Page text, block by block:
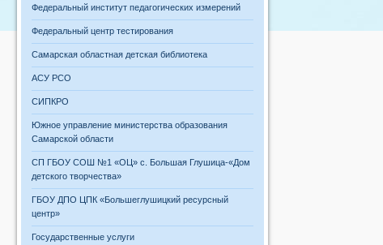
Федеральный институт педагогических измерений
Федеральный центр тестирования
Самарская областная детская библиотека
АСУ РСО
СИПКРО
Южное управление министерства образования
Самарской области
СП ГБОУ СОШ №1 «ОЦ» с. Большая Глушица-«Дом
детского творчества»
ГБОУ ДПО ЦПК «Большеглушицкий ресурсный
центр»
Государственные услуги